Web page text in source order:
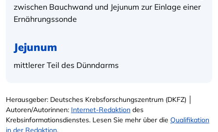
zwischen Bauchwand und Jejunum zur Einlage einer
Ernährungssonde
Jejunum
mittlerer Teil des Dünndarms
Herausgeber: Deutsches Krebsforschungszentrum (DKFZ) │
Autoren/Autorinnen: Internet-Redaktion des
Krebsinformationsdienstes. Lesen Sie mehr über die Qualifikation
in der Redaktion.